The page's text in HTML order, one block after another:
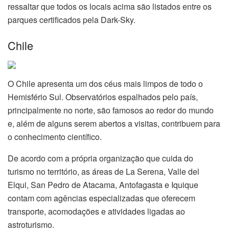
ressaltar que todos os locais acima são listados entre os
parques certificados pela Dark-Sky.
Chile
O Chile apresenta um dos céus mais limpos de todo o
Hemisfério Sul. Observatórios espalhados pelo país,
principalmente no norte, são famosos ao redor do mundo
e, além de alguns serem abertos a visitas, contribuem para
o conhecimento científico.
De acordo com a própria organização que cuida do
turismo no território, as áreas de La Serena, Valle del
Elqui, San Pedro de Atacama, Antofagasta e Iquique
contam com agências especializadas que oferecem
transporte, acomodações e atividades ligadas ao
astroturismo.